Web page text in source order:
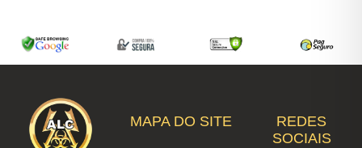
MAPA DO SITE
REDES
SOCIAIS